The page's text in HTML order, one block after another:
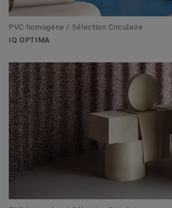
PVC homogène / Sélection Circulaire
IQ OPTIMA